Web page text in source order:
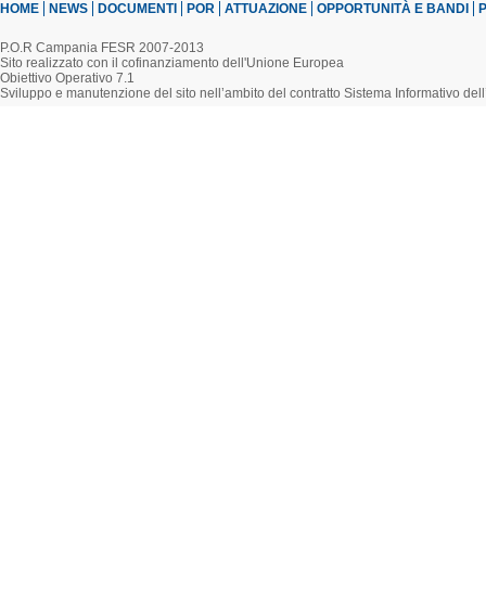
HOME NEWS DOCUMENTI POR ATTUAZIONE OPPORTUNITÀ E BANDI
P.O.R Campania FESR 2007-2013
Sito realizzato con il cofinanziamento dell'Unione Europea
Obiettivo Operativo 7.1
Sviluppo e manutenzione del sito nell’ambito del contratto Sistema Informativo